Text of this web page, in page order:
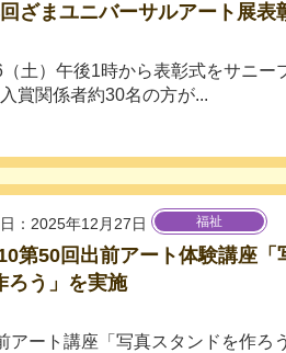
ざまユニバーサルアート展表
（土）午後1時から表彰式をサニー
賞関係者約30名の方が...
：2025年12月27日 福祉
第50回出前アート体験講座「
ろう」を実施
アート講座「写真スタンドを作ろ